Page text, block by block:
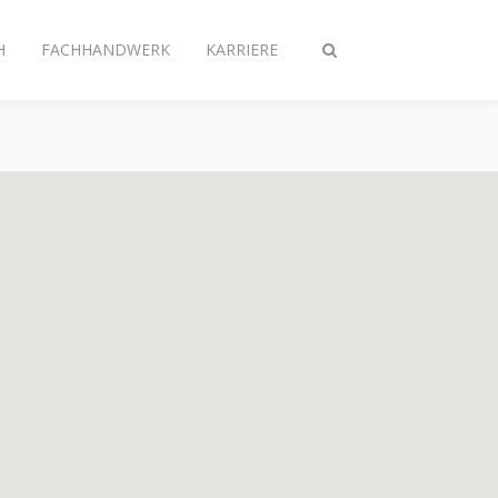
Suche
FACHHANDWERK KARRIERE